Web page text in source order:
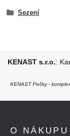
Sezení
KENAST s.r.o.:
KENAST Pečky -
O NÁKUPU